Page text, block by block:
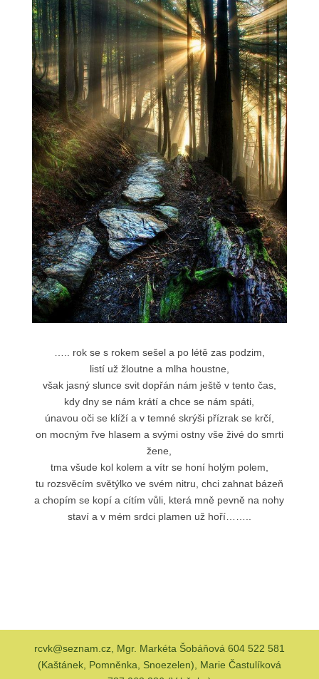
….. rok se s rokem sešel a po létě zas podzim,
listí už žloutne a mlha houstne,
však jasný slunce svit dopřán nám ještě v tento čas,
kdy dny se nám krátí a chce se nám spáti,
únavou oči se klíží a v temné skrýši přízrak se krčí,
on mocným řve hlasem a svými ostny vše živé do smrti
žene,
tma všude kol kolem a vítr se honí holým polem,
tu rozsvěcím světýlko ve svém nitru, chci zahnat bázeň
a chopím se kopí a cítím vůli, která mně pevně na nohy
staví a v mém srdci plamen už hoří……..
rcvk@seznam.cz, Mgr. Markéta Šobáňová 604 522 581
(Kaštánek, Pomněnka, Snoezelen), Marie Častulíková